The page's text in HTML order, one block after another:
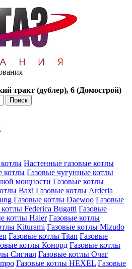
тракт (дублер), 6 (Домострой)
Поиск
Настенные газовые котлы
котлы Газовые чугунные котлы
мощности Газовые котлы
Baxi Газовые котлы Arderia
Газовые котлы Daewoo Газовые
Federica Bugatti Газовые
котлы Haier Газовые котлы
Kiturami Газовые котлы Mizudo
Газовые котлы Titan Газовые
котлы Конорд Газовые котлы
Сигнал Газовые котлы Очаг
Газовые котлы HEXEL Газовые